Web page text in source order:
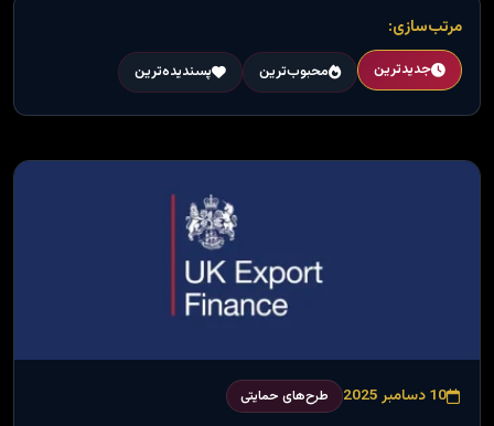
مرتب‌سازی:
جدیدترین محبوب‌ترین پسندیده‌ترین
10 دسامبر 2025 طرح‌های حمایتی